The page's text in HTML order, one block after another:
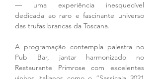
— uma experiência inesquecível
dedicada ao raro e fascinante universo
das trufas brancas da Toscana.
A programação contempla palestra no
Pub Bar, jantar harmonizado no
Restaurante Primrose com excelentes